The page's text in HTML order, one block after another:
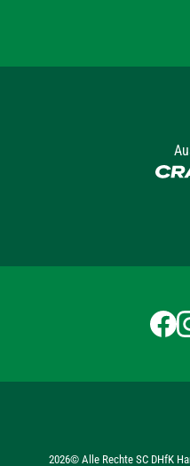
2026© Alle Rechte SC DHfK